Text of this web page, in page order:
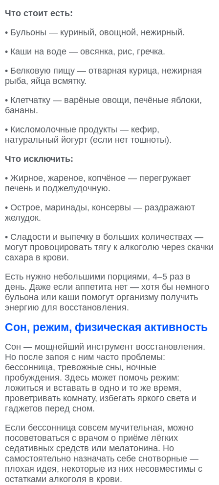
Что стоит есть:
• Бульоны — куриный, овощной, нежирный.
• Каши на воде — овсянка, рис, гречка.
• Белковую пищу — отварная курица, нежирная
рыба, яйца всмятку.
• Клетчатку — варёные овощи, печёные яблоки,
бананы.
• Кисломолочные продукты — кефир,
натуральный йогурт (если нет тошноты).
Что исключить:
• Жирное, жареное, копчёное — перегружает
печень и поджелудочную.
• Острое, маринады, консервы — раздражают
желудок.
• Сладости и выпечку в больших количествах —
могут провоцировать тягу к алкоголю через скачки
сахара в крови.
Есть нужно небольшими порциями, 4–5 раз в
день. Даже если аппетита нет — хотя бы немного
бульона или каши помогут организму получить
энергию для восстановления.
Сон, режим, физическая активность
Сон — мощнейший инструмент восстановления.
Но после запоя с ним часто проблемы:
бессонница, тревожные сны, ночные
пробуждения. Здесь может помочь режим:
ложиться и вставать в одно и то же время,
проветривать комнату, избегать яркого света и
гаджетов перед сном.
Если бессонница совсем мучительная, можно
посоветоваться с врачом о приёме лёгких
седативных средств или мелатонина. Но
самостоятельно назначать себе снотворные —
плохая идея, некоторые из них несовместимы с
остатками алкоголя в крови.